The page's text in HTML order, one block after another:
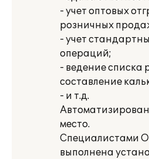
- учет оптовых
розничных
- учет
операций;
- ведение списка
составление
- и т.д.
место.
Специалистами
выполнена